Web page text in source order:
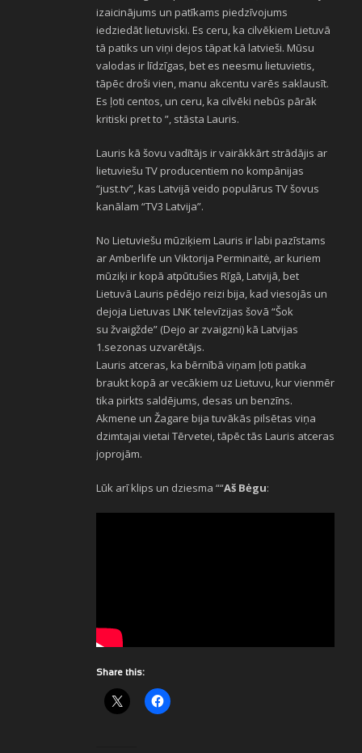
izaicinājums un patīkams piedzīvojums
iedziedāt lietuviski. Es ceru, ka cilvēkiem Lietuvā
tā patiks un viņi dejos tāpat kā latvieši. Mūsu
valodas ir līdzīgas, bet es neesmu lietuvietis,
tāpēc droši vien, manu akcentu varēs saklausīt.
Es ļoti centos, un ceru, ka cilvēki nebūs pārāk
kritiski pret to ”, stāsta Lauris.
Lauris kā šovu vadītājs ir vairākkārt strādājis ar
lietuviešu TV producentiem no kompānijas
“just.tv”, kas Latvijā veido populārus TV šovus
kanālam “TV3 Latvija”.
No Lietuviešu mūziķiem Lauris ir labi pazīstams
ar Amberlife un Viktorija Perminaitė, ar kuriem
mūziķi ir kopā atpūtušies Rīgā, Latvijā, bet
Lietuvā Lauris pēdējo reizi bija, kad viesojās un
dejoja Lietuvas LNK televīzijas šovā “Šok
su žvaigžde” (Dejo ar zvaigzni) kā Latvijas
1.sezonas uzvarētājs.
Lauris atceras, ka bērnībā viņam ļoti patika
braukt kopā ar vecākiem uz Lietuvu, kur vienmēr
tika pirkts saldējums, desas un benzīns.
Akmene un Žagare bija tuvākās pilsētas viņa
dzimtajai vietai Tērvetei, tāpēc tās Lauris atceras
joprojām.
Lūk arī klips un dziesma ““Aš Bėgu:
Share this: